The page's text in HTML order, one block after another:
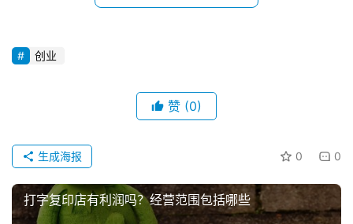
小
本
创
做人不成功，成功是暂时的;
做人成功，不成功也是暂时的。
丘吉尔说，成功根本没有秘诀，如果有的话，就只
有两个：一是坚持到底，永不放弃;二是当你想放弃的时
候，请回过头来再照着第一个秘诀去做。万事只怕有心人。
冰激凌哲学：
创业
赞 (0)
0 0
生成海报
打字复印店有利润吗？经营范围包括哪些